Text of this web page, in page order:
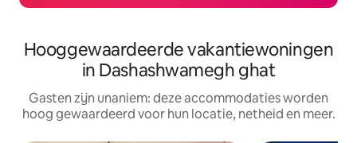
Hooggewaardeerde vakantiewoningen
in Dashashwamegh ghat
Gasten zijn unaniem: deze accommodaties worden
hoog gewaardeerd voor hun locatie, netheid en meer.